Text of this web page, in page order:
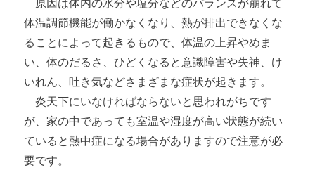
原因は体内の水分や塩分などのバランスが崩れて
体温調節機能が働かなくなり、熱が排出できなくな
ることによって起きるもので、体温の上昇やめま
い、体のだるさ、ひどくなると意識障害や失神、け
いれん、吐き気などさまざまな症状が起きます。
炎天下にいなければならないと思われがちです
が、家の中であっても室温や湿度が高い状態が続い
ていると熱中症になる場合がありますので注意が必
要です。